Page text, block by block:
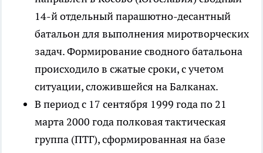
14-й отдельный парашютно-десантный
батальон для выполнения миротворческих
задач. Формирование сводного батальона
происходило в сжатые сроки, с учетом
ситуации, сложившейся на Балканах.
В период с 17 сентября 1999 года по 21
марта 2000 года полковая тактическая
группа (ПТГ), сформированная на базе